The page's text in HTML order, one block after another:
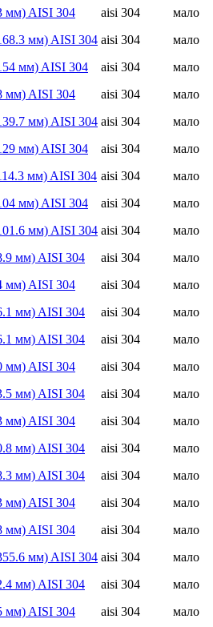
мм) AISI 304
aisi 304 мало
мм) AISI 304 aisi 304 мало
мм) AISI 304
aisi 304 мало
мм) AISI 304
aisi 304 мало
мм) AISI 304 aisi 304 мало
мм) AISI 304
aisi 304 мало
мм) AISI 304 aisi 304 мало
мм) AISI 304
aisi 304 мало
мм) AISI 304 aisi 304 мало
мм) AISI 304
aisi 304 мало
мм) AISI 304
aisi 304 мало
мм) AISI 304
aisi 304 мало
мм) AISI 304
aisi 304 мало
мм) AISI 304
aisi 304 мало
мм) AISI 304
aisi 304 мало
мм) AISI 304
aisi 304 мало
мм) AISI 304
aisi 304 мало
мм) AISI 304
aisi 304 мало
мм) AISI 304
aisi 304 мало
мм) AISI 304
aisi 304 мало
мм) AISI 304 aisi 304 мало
мм) AISI 304
aisi 304 мало
мм) AISI 304
aisi 304 мало